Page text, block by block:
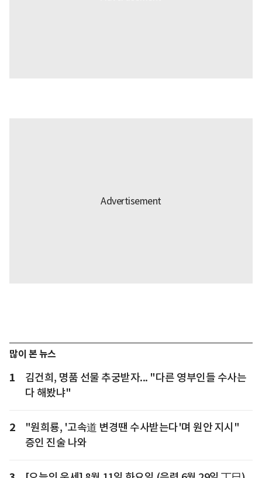
많이 본 뉴스
1
김건희, 명품 선물 추궁받자... "다른 영부인들 수사는
다 해봤냐"
2
"원희룡, '고속道 변경땐 수사받는다'며 원안 지시"
증인 진술 나와